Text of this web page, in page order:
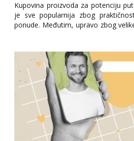
Kupovina proizvoda za potenciju
je sve popularnija zbog
ponude. Međutim, upravo zbog
se pojavljuju i brojni krivotvoreni
internetske trgovine te proizvodi